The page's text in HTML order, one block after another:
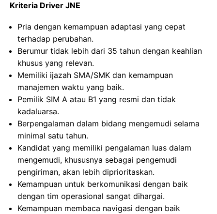
Kriteria Driver JNE
Pria dengan kemampuan adaptasi yang cepat
terhadap perubahan.
Berumur tidak lebih dari 35 tahun dengan keahlian
khusus yang relevan.
Memiliki ijazah SMA/SMK dan kemampuan
manajemen waktu yang baik.
Pemilik SIM A atau B1 yang resmi dan tidak
kadaluarsa.
Berpengalaman dalam bidang mengemudi selama
minimal satu tahun.
Kandidat yang memiliki pengalaman luas dalam
mengemudi, khususnya sebagai pengemudi
pengiriman, akan lebih diprioritaskan.
Kemampuan untuk berkomunikasi dengan baik
dengan tim operasional sangat dihargai.
Kemampuan membaca navigasi dengan baik